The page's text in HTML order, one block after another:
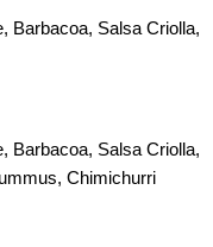
Barbacoa, Salsa Criolla,
Barbacoa, Salsa Criolla,
Chimichurri